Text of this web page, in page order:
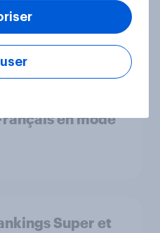
plaît : France
en mode
Super et